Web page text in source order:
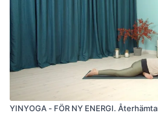
YINYOGA - FÖR NY ENERGI.